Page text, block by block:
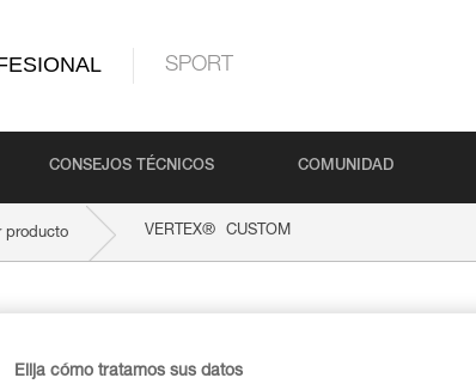
SPORT
CONSEJOS TÉCNICOS COMUNIDAD
producto VERTEX® CUSTOM
Elija cómo tratamos sus datos